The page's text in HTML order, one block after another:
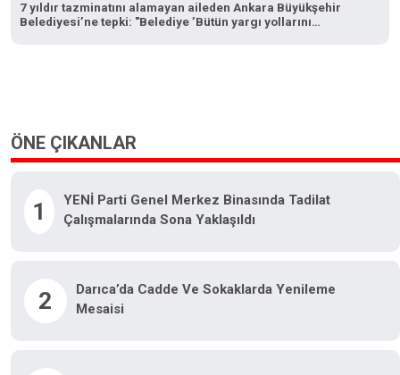
7 yıldır tazminatını alamayan aileden Ankara Büyükşehir
Belediyesi’ne tepki: "Belediye ’Bütün yargı yollarını
ÖNE ÇIKANLAR
1
YENİ Parti Genel Merkez Binasında Tadilat
Çalışmalarında Sona Yaklaşıldı
2
Darıca’da Cadde Ve Sokaklarda Yenileme
Mesaisi